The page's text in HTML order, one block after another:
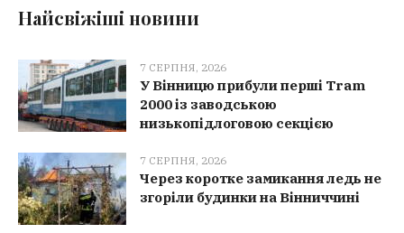
Найсвіжіші новини
7 СЕРПНЯ, 2026
У Вінницю прибули перші Tram
2000 із заводською
низькопідлоговою секцією
7 СЕРПНЯ, 2026
Через коротке замикання ледь не
згоріли будинки на Вінниччині